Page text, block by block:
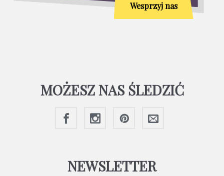
Wesprzyj nas
MOŻESZ NAS ŚLEDZIĆ
NEWSLETTER